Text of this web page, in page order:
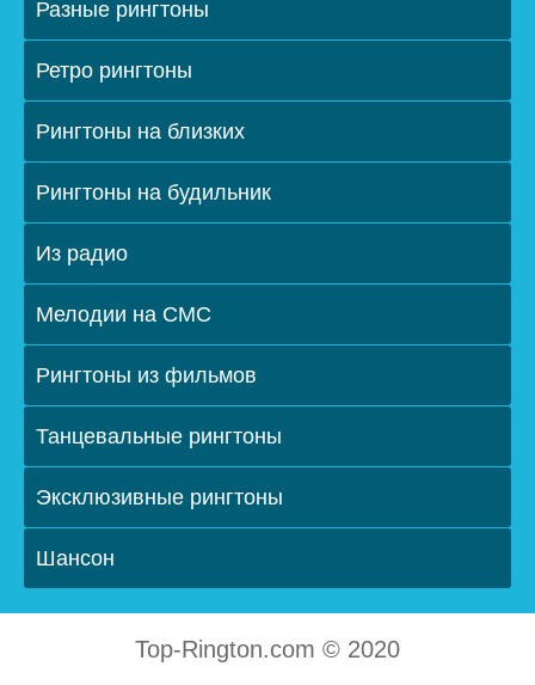
Разные рингтоны
Ретро рингтоны
Рингтоны на близких
Рингтоны на будильник
Из радио
Мелодии на СМС
Рингтоны из фильмов
Танцевальные рингтоны
Эксклюзивные рингтоны
Шансон
Top-Rington.com © 2020